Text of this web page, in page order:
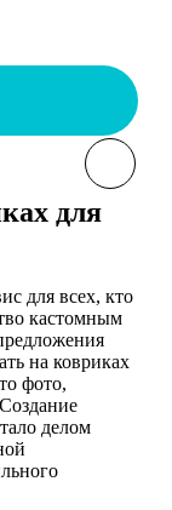
для
для всех, кто
кастомным
на ковриках
фото,
делом